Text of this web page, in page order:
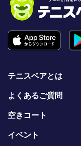
テニスベアとは
よくあるご質問
空きコート
イベント